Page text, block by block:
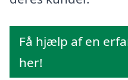
Få hjælp af en
her!